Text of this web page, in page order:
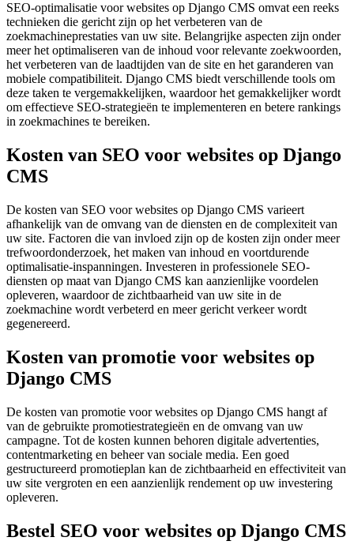
SEO-optimalisatie voor websites op Django CMS omvat een reeks
technieken die gericht zijn op het verbeteren van de
zoekmachineprestaties van uw site. Belangrijke aspecten zijn onder
meer het optimaliseren van de inhoud voor relevante zoekwoorden,
het verbeteren van de laadtijden van de site en het garanderen van
mobiele compatibiliteit. Django CMS biedt verschillende tools om
deze taken te vergemakkelijken, waardoor het gemakkelijker wordt
om effectieve SEO-strategieën te implementeren en betere rankings
in zoekmachines te bereiken.
Kosten van SEO voor websites op Django
CMS
De kosten van SEO voor websites op Django CMS varieert
afhankelijk van de omvang van de diensten en de complexiteit van
uw site. Factoren die van invloed zijn op de kosten zijn onder meer
trefwoordonderzoek, het maken van inhoud en voortdurende
optimalisatie-inspanningen. Investeren in professionele SEO-
diensten op maat van Django CMS kan aanzienlijke voordelen
opleveren, waardoor de zichtbaarheid van uw site in de
zoekmachine wordt verbeterd en meer gericht verkeer wordt
gegenereerd.
Kosten van promotie voor websites op
Django CMS
De kosten van promotie voor websites op Django CMS hangt af
van de gebruikte promotiestrategieën en de omvang van uw
campagne. Tot de kosten kunnen behoren digitale advertenties,
contentmarketing en beheer van sociale media. Een goed
gestructureerd promotieplan kan de zichtbaarheid en effectiviteit van
uw site vergroten en een aanzienlijk rendement op uw investering
opleveren.
Bestel SEO voor websites op Django CMS